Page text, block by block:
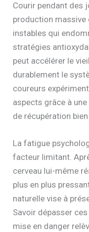
Courir pendant des
production massive
instables qui
stratégies
peut accélérer le
durablement le
coureurs
aspects grâce à
de récupération
La fatigue
facteur limitant.
cerveau lui-même
plus en plus
naturelle vise à
Savoir dépasser
mise en danger